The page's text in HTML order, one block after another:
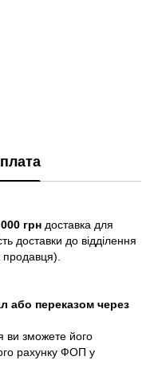
грн доставка для
доставки до відділення
продавця).
або переказом через
ви зможете його
рахунку ФОП у